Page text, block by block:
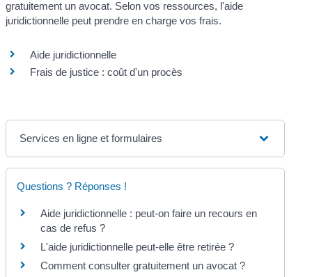
gratuitement un avocat. Selon vos ressources, l'aide
juridictionnelle peut prendre en charge vos frais.
Aide juridictionnelle
Frais de justice : coût d'un procès
Services en ligne et formulaires
Questions ? Réponses !
Aide juridictionnelle : peut-on faire un recours en
cas de refus ?
L'aide juridictionnelle peut-elle être retirée ?
Comment consulter gratuitement un avocat ?